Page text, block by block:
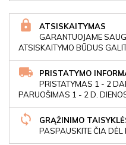
ATSISKAITYMAS
GARANTUOJAME
ATSISKAITYMO BŪDUS
PRISTATYMO
PRISTATYMAS 1 - 2
PARUOŠIMAS 1 - 2 D.
GRĄŽINIMO
PASPAUSKITE ČIA DĖL